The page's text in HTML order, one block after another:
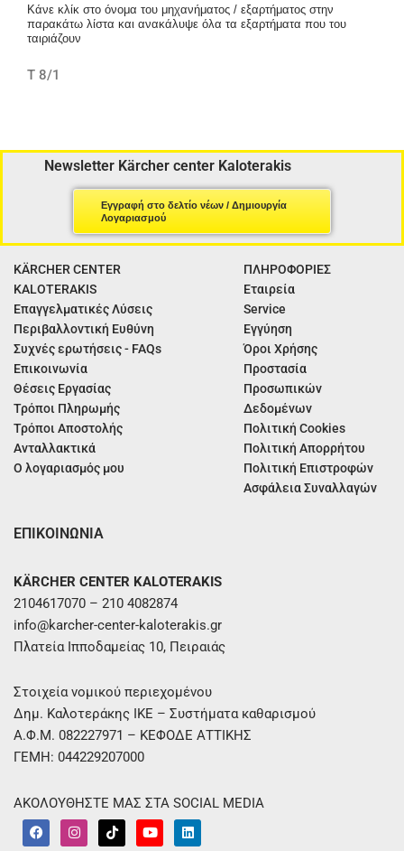
Κάνε κλίκ στο όνομα του μηχανήματος / εξαρτήματος στην
παρακάτω λίστα και ανακάλυψε όλα τα εξαρτήματα που του
ταιριάζουν
T 8/1
Newsletter Kärcher center Kaloterakis
Εγγραφή στο δελτίο νέων / Δημιουργία
Λογαριασμού
KÄRCHER CENTER
KALOTERAKIS
Επαγγελματικές Λύσεις
Περιβαλλοντική Ευθύνη
Συχνές ερωτήσεις - FAQs
Επικοινωνία
Θέσεις Εργασίας
Τρόποι Πληρωμής
Τρόποι Αποστολής
Ανταλλακτικά
Ο λογαριασμός μου
ΠΛΗΡΟΦΟΡΙΕΣ
Εταιρεία
Service
Εγγύηση
Όροι Χρήσης
Προστασία
Προσωπικών
Δεδομένων
Πολιτική Cookies
Πολιτική Απορρήτου
Πολιτική Επιστροφών
Ασφάλεια Συναλλαγών
ΕΠΙΚΟΙΝΩΝΙΑ
KÄRCHER CENTER KALOTERAKIS
2104617070 – 210 4082874
info@karcher-center-kaloterakis.gr
Πλατεία Ιπποδαμείας 10, Πειραιάς
Στοιχεία νομικού περιεχομένου
Δημ. Καλοτεράκης ΙΚΕ – Συστήματα καθαρισμού
Α.Φ.Μ. 082227971 – ΚΕΦΟΔΕ ΑΤΤΙΚΗΣ
ΓΕΜΗ: 044229207000
ΑΚΟΛΟΥΘΗΣΤΕ ΜΑΣ ΣΤΑ SOCIAL MEDIA
F
a
I
n
T
i
Y
o
L
i